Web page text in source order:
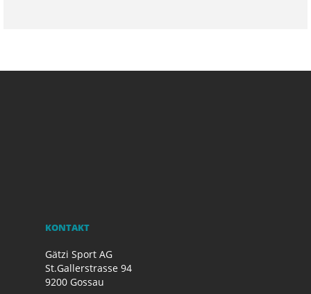
KONTAKT
Gätzi Sport AG
St.Gallerstrasse 94
9200 Gossau